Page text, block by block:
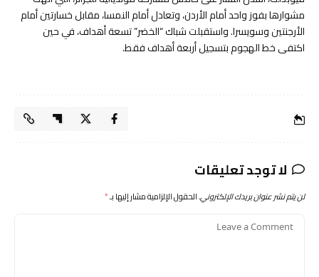
مشوارها بفوز واحد أمام الأردن، وتعادل أمام النمسا، مقابل خسارتين أمام
الأرجنتين وسويسرا. واستقبلت شباك “الخضر” تسعة أهداف، في حين
اكتفى خط الهجوم بتسجيل أربعة أهداف فقط.
لا توجد تعليقات
لن يتم نشر عنوان بريدك الإلكتروني.الحقول الإلزامية مشار إليها بـ*